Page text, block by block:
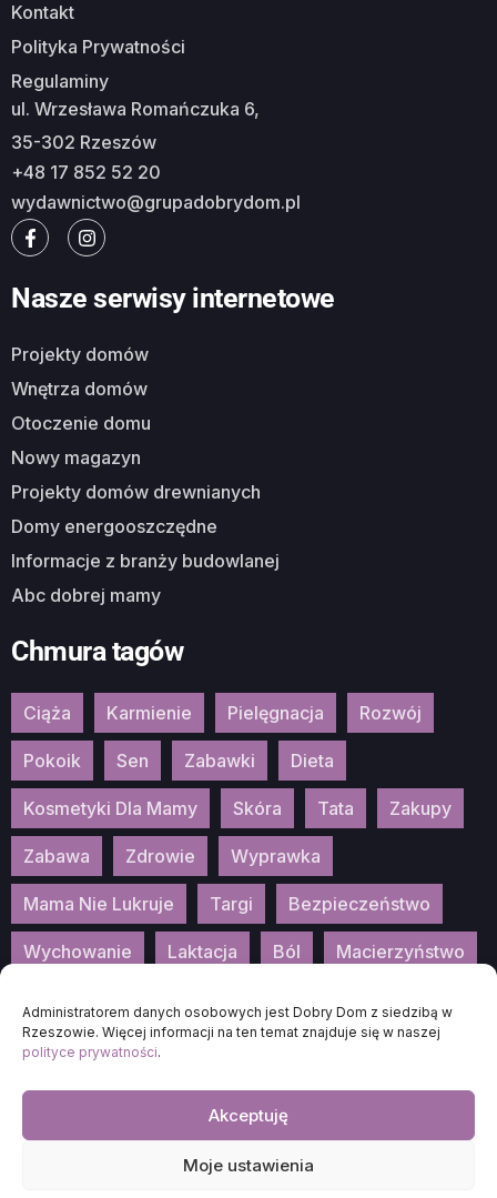
Administratorem danych osobowych jest Dobry Dom z siedzibą w
Rzeszowie. Więcej informacji na ten temat znajduje się w naszej
polityce prywatności.
Akceptuję
Moje ustawienia
Kontakt
Polityka Prywatności
Regulaminy
ul. Wrzesława Romańczuka 6,
35-302 Rzeszów
+48 17 852 52 20
wydawnictwo@grupadobrydom.pl
Nasze serwisy internetowe
Projekty domów
Wnętrza domów
Otoczenie domu
Nowy magazyn
Projekty domów drewnianych
Domy energooszczędne
Informacje z branży budowlanej
Abc dobrej mamy
Chmura tagów
Ciąża Karmienie Pielęgnacja Rozwój
Pokoik Sen Zabawki Dieta
Kosmetyki Dla Mamy Skóra Tata Zakupy
Zabawa Zdrowie Wyprawka
Mama Nie Lukruje Targi Bezpieczeństwo
Wychowanie Laktacja Ból Macierzyństwo
DOBRA-MAMA.PL